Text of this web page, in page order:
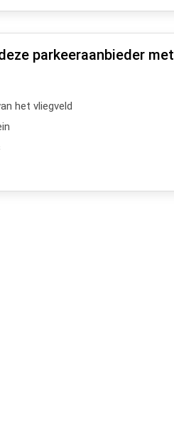
parkeeraanbieder met
het vliegveld